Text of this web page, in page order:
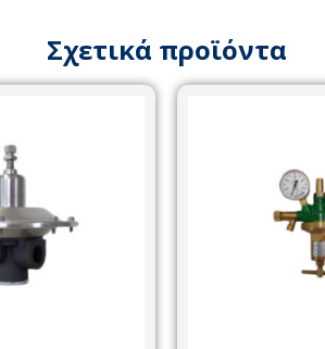
Σχετικά προϊόντα